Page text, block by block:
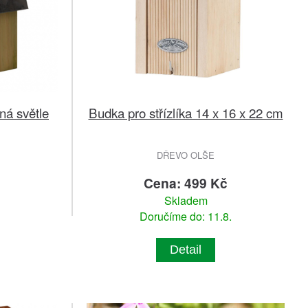
světle Budka pro střízlíka 14 x 16 x 22 cm
DŘEVO OLŠE
Cena: 499 Kč
Skladem
Doručíme do: 11.8.
Detail